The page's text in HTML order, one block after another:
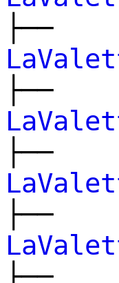
├──
├──
├──
├──
├──